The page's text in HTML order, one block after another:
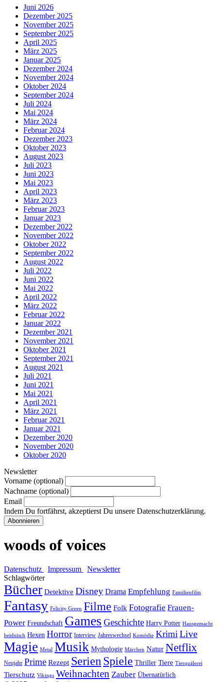
Juni 2026
Dezember 2025
November 2025
September 2025
April 2025
März 2025
Januar 2025
Dezember 2024
November 2024
Oktober 2024
September 2024
Juli 2024
Mai 2024
März 2024
Februar 2024
Dezember 2023
Oktober 2023
August 2023
Juli 2023
Juni 2023
Mai 2023
April 2023
März 2023
Februar 2023
Januar 2023
Dezember 2022
November 2022
Oktober 2022
September 2022
August 2022
Juli 2022
Juni 2022
Mai 2022
April 2022
März 2022
Februar 2022
Januar 2022
Dezember 2021
November 2021
Oktober 2021
September 2021
August 2021
Juli 2021
Juni 2021
Mai 2021
April 2021
März 2021
Februar 2021
Januar 2021
Dezember 2020
November 2020
Oktober 2020
Newsletter
Vorname (optional)
Nachname (optional)
Email
Indem Du fortfährst, akzeptierst Du unsere Datenschutzerklärung.
woods of voices
Datenschutz Impressum
Newsletter
Schlagwörter
Bücher Detektive Disney Drama Empfehlung Familienfilm
Fantasy Felicity Green Filme Folk Fotografie Frauen-
Power Freundschaft Games Geschichte Harry Potter Hausgemacht
heidnisch Hexen Horror Interview Jahreswechsel Komödie Krimi Live
Magie Metal Musik Mythologie Märchen Natur Netflix
Neujahr Prime Rezept Serien Spiele Thriller Tiere Tierquälerei
Tierschutz Vikings Weihnachten Zauber Übernatürlich